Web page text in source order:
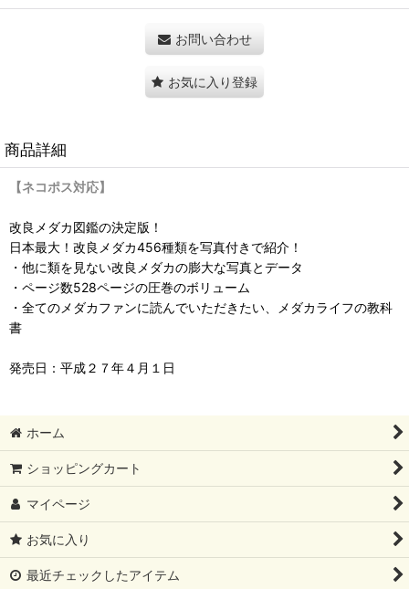
お問い合わせ
お気に入り登録
商品詳細
【ネコポス対応】
改良メダカ図鑑の決定版！
日本最大！改良メダカ456種類を写真付きで紹介！
・他に類を見ない改良メダカの膨大な写真とデータ
・ページ数528ページの圧巻のボリューム
・全てのメダカファンに読んでいただきたい、メダカライフの教科
書
発売日：平成２７年４月１日
ホーム
ショッピングカート
マイページ
お気に入り
最近チェックしたアイテム